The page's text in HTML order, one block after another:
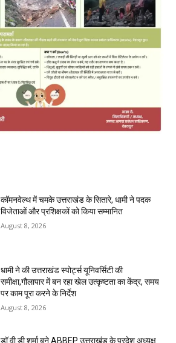
कॉमनवेल्थ में चमके उत्तराखंड के सितारे, धामी ने पदक
विजेताओं और प्रशिक्षकों को किया सम्मानित
August 8, 2026
धामी ने की उत्तराखंड स्पोर्ट्स यूनिवर्सिटी की
समीक्षा,गौलापार में बन रहा खेल उत्कृष्टता का केंद्र, समय
पर काम पूरा करने के निर्देश
August 8, 2026
डॉ.वी.डी.शर्मा बने ABBEP उत्तराखंड के प्रदेश अध्यक्ष